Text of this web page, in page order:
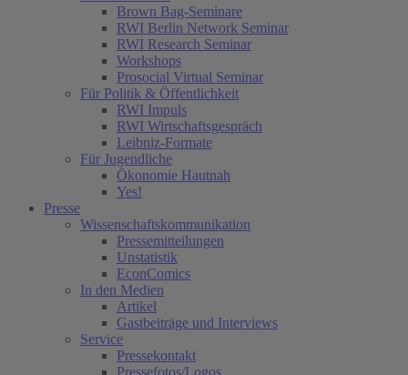
Brown Bag-Seminare
RWI Berlin Network Seminar
RWI Research Seminar
Workshops
Prosocial Virtual Seminar
Für Politik & Öffentlichkeit
RWI Impuls
RWI Wirtschaftsgespräch
Leibniz-Formate
Für Jugendliche
Ökonomie Hautnah
Yes!
Presse
Wissenschaftskommunikation
Pressemitteilungen
Unstatistik
EconComics
In den Medien
Artikel
Gastbeiträge und Interviews
Service
Pressekontakt
Pressefotos/Logos